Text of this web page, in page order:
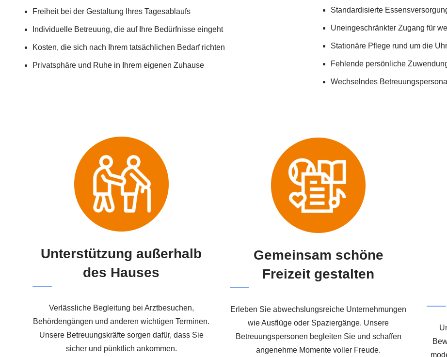
Freiheit bei der Gestaltung Ihres Tagesablaufs
Individuelle Betreuung, die auf Ihre Bedürfnisse eingeht
Kosten, die sich nach Ihrem tatsächlichen Bedarf richten
Privatsphäre und Ruhe in Ihrem eigenen Zuhause
Standardisierte
Uneingeschränkter Zugang für
Stationäre Pflege rund um die Uhr
Fehlende persönliche
Wechselndes
Unterstützung außerhalb
des Hauses
Verlässliche Begleitung bei Arztbesuchen,
Behördengängen und anderen wichtigen Terminen.
Unsere Betreuungskräfte sorgen dafür, dass Sie
sicher und pünktlich ankommen.
Gemeinsam schöne
Freizeit gestalten
Erleben Sie abwechslungsreiche Unternehmungen
wie Ausflüge oder Spaziergänge. Unsere
Betreuungspersonen begleiten Sie und schaffen
angenehme Momente voller Freude.